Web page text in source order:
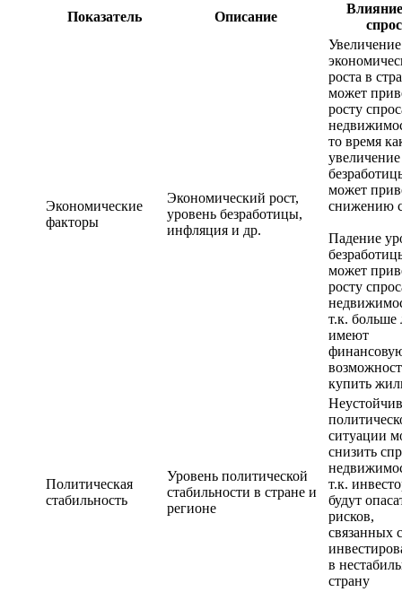
Показатель Описание
спрос
Экономические
факторы
Экономический рост,
уровень безработицы,
инфляция и др.
Увеличение
роста в
может
росту
то время
увеличение
может
снижению
Падение
может
росту
т.к. больше
имеют
купить
Политическая
стабильность
Уровень политической
стабильности в стране и
регионе
ситуации
снизить
т.к.
будут
рисков,
связанных с
в
страну